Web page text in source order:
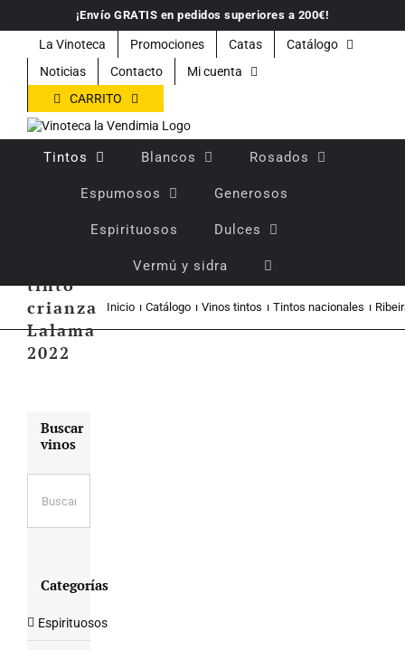
contenido
¡Envío GRATIS en pedidos superiores a 200€!
La Vinoteca Promociones Catas
Catálogo
Noticias
Contacto
Mi cuenta
CARRITO
Tintos Blancos Rosados
Espumosos Generosos
Espirituosos Dulces
Vermú y sidra
tinto
crianza
Lalama
2022
Inicio Catálogo Vinos tintos Tintos nacionales
Buscar
vinos
Categorías
Espirituosos